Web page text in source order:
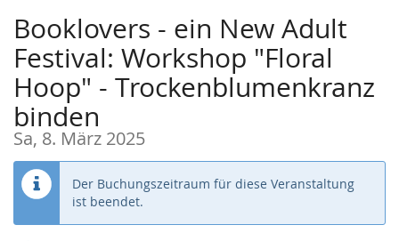
Booklovers - ein New Adult
Festival: Workshop "Floral
Hoop" - Trockenblumenkranz
binden
Sa, 8. März 2025
Der Buchungszeitraum für diese Veranstaltung
ist beendet.